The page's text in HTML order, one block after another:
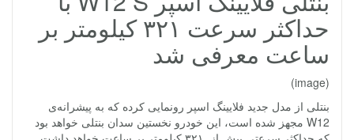
حداکثر سرعت ۳۲۱ کیلومتر بر
ساعت معرفی شد
(image)
بنتلی از مدل جدید فلایینگ اسپر رونمایی کرده که به پیشرانه‌ی
W12 مجهز شده است، این خودرو نخستین سدان بنتلی خواهد بود